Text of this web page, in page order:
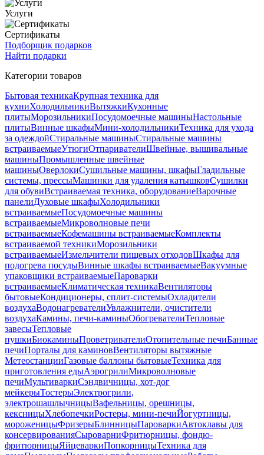
Услуги
Сертификаты
Подборщик подарков
Найти подарки
Категории товаров
Бытовая техникаКрупная техника для
кухниХолодильникиВытяжкиКухонные
плитыМорозильникиПосудомоечные машиныНастольные
плитыВинные шкафыМини-холодильникиТехника для ухода
за одеждойСтиральные машиныСтиральные машины
встраиваемыеУтюгиОтпаривателиШвейные, вышивальные
машиныПромышленные швейные
машиныОверлокиСушильные машины, шкафыГладильные
системы, прессыМашинки для удаления катышковСушилки
для обувиВстраиваемая техника, оборудованиеВарочные
панелиДуховые шкафыХолодильники
встраиваемыеПосудомоечные машины
встраиваемыеМикроволновые печи
встраиваемыеКофемашины встраиваемыеКомплекты
встраиваемой техникиМорозильники
встраиваемыеИзмельчители пищевых отходовШкафы для
подогрева посудыВинные шкафы встраиваемыеВакуумные
упаковщики встраиваемыеПароварки
встраиваемыеКлиматическая техникаВентиляторы
бытовыеКондиционеры, сплит-системыОхладители
воздухаВодонагревателиУвлажнители, очистители
воздухаКамины, печи-каминыОбогревателиТепловые
завесыТепловые
пушкиБиокаминыПроветривателиОтопительные печиБанные
печиПорталы для каминовВентиляторы вытяжные
МетеостанцииГазовые баллоны бытовыеТехника для
приготовления едыАэрогрилиМикроволновые
печиМультиваркиСэндвичницы, хот-дог
мейкерыТостерыЭлектрогрили,
электрошашлычницыВафельницы, орешницы,
кексницыХлебопечкиРостеры, мини-печиЙогуртницы,
мороженицыФризерыБлинницыПароваркиАвтоклавы для
консервированияСыроварниФритюрницы, фондю-
фритюрницыЯйцеваркиПопкорницыТехника для